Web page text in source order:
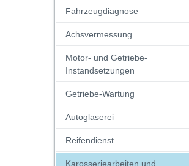
Fahrzeugdiagnose
Achsvermessung
Motor- und Getriebe-
Instandsetzungen
Getriebe-Wartung
Autoglaserei
Reifendienst
Karosseriearbeiten und